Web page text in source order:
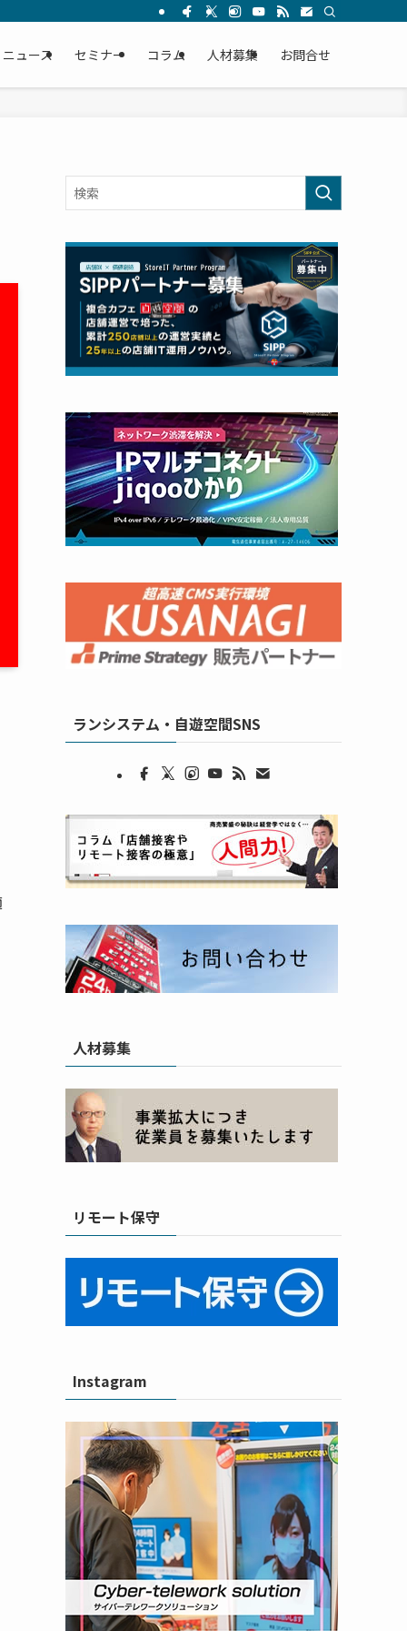
ニュース セミナー コラム 人材募集 お問合せ
ランシステム・自遊空間SNS
人材募集
リモート保守
Instagram